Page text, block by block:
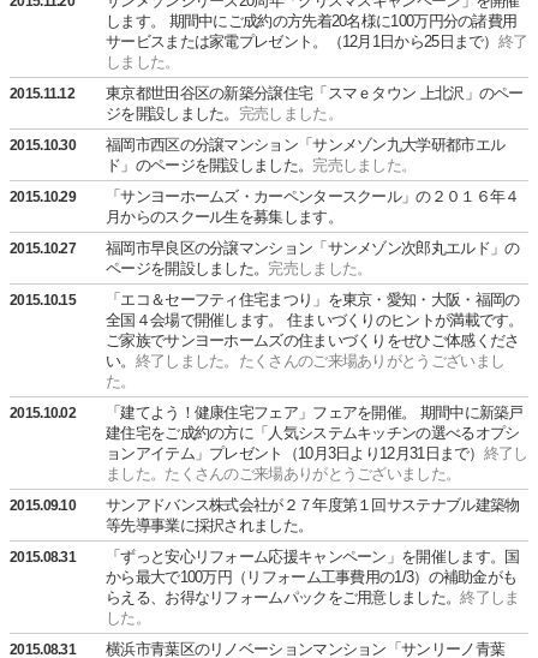
します。 期間中にご成約の方先着20名様に100万円分の諸費用
サービスまたは家電プレゼント。（12月1日から25日まで） 終了
しました。
2015.11.12
東京都世田谷区の新築分譲住宅「スマｅタウン 上北沢」のペー
ジを開設しました。 完売しました。
2015.10.30
福岡市西区の分譲マンション「サンメゾン九大学研都市エル
ド」のページを開設しました。 完売しました。
2015.10.29
「サンヨーホームズ・カーペンタースクール」の２０１６年４
月からのスクール生を募集します。
2015.10.27
福岡市早良区の分譲マンション「サンメゾン次郎丸エルド」の
ページを開設しました。 完売しました。
2015.10.15
「エコ＆セーフティ住宅まつり」を東京・愛知・大阪・福岡の
全国４会場で開催します。 住まいづくりのヒントが満載です。
ご家族でサンヨーホームズの住まいづくりをぜひご体感くださ
い。 終了しました。たくさんのご来場ありがとうございまし
た。
2015.10.02
「建てよう！健康住宅フェア」フェアを開催。 期間中に新築戸
建住宅をご成約の方に「人気システムキッチンの選べるオプシ
ョンアイテム」プレゼント（10月3日より12月31日まで） 終了し
ました。たくさんのご来場ありがとうございました。
2015.09.10
サンアドバンス株式会社が２７年度第１回サステナブル建築物
等先導事業に採択されました。
2015.08.31
「ずっと安心リフォーム応援キャンペーン」を開催します。国
から最大で100万円（リフォーム工事費用の1/3）の補助金がも
らえる、お得なリフォームパックをご用意しました。終了しま
した。
2015.08.31
横浜市青葉区のリノベーションマンション「サンリーノ青葉